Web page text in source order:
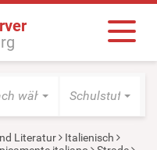
wählen Schulstufe
Literatur
Italienisch